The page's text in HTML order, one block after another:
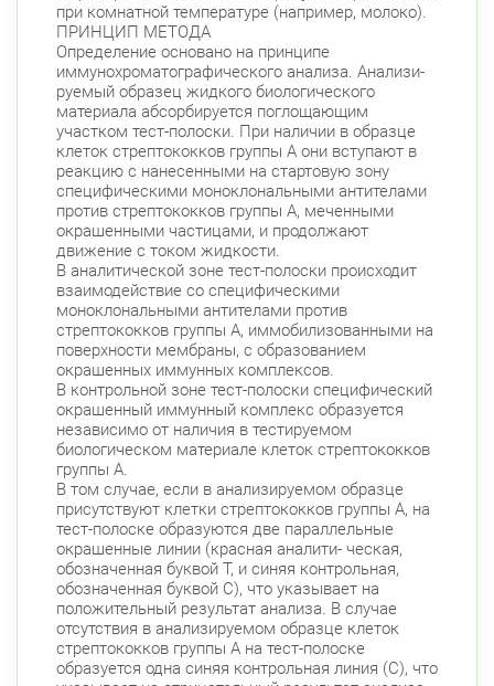
при комнатной температуре (например, молоко).
ПРИНЦИП МЕТОДА
Определение основано на принципе
иммунохроматографического анализа. Анализи-
руемый образец жидкого биологического
материала абсорбируется поглощающим
участком тест-полоски. При наличии в образце
клеток стрептококков группы А они вступают в
реакцию с нанесенными на стартовую зону
специфическими моноклональными антителами
против стрептококков группы А, меченными
окрашенными частицами, и продолжают
движение с током жидкости.
В аналитической зоне тест-полоски происходит
взаимодействие со специфическими
моноклональными антителами против
стрептококков группы А, иммобилизованными на
поверхности мембраны, с образованием
окрашенных иммунных комплексов.
В контрольной зоне тест-полоски специфический
окрашенный иммунный комплекс образуется
независимо от наличия в тестируемом
биологическом материале клеток стрептококков
группы А.
В том случае, если в анализируемом образце
присутствуют клетки стрептококков группы А, на
тест-полоске образуются две параллельные
окрашенные линии (красная аналити- ческая,
обозначенная буквой Т, и синяя контрольная,
обозначенная буквой С), что указывает на
положительный результат анализа. В случае
отсутствия в анализируемом образце клеток
стрептококков группы А на тест-полоске
образуется одна синяя контрольная линия (С), что